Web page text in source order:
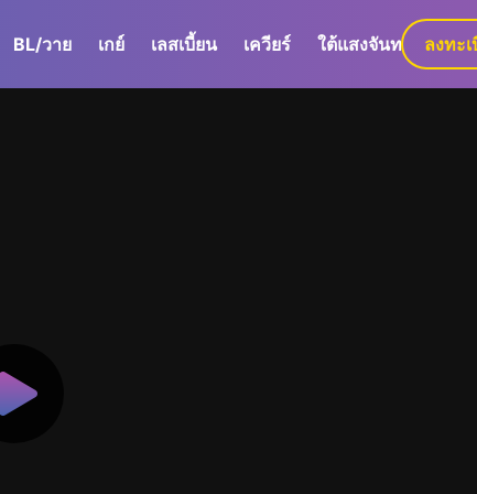
BL/วาย เกย์ เลสเบี้ยน เควียร์ ใต้แสงจันทร์ ลงทะ